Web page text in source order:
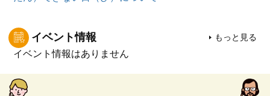
イベント情報 もっと見る
イベント情報はありません